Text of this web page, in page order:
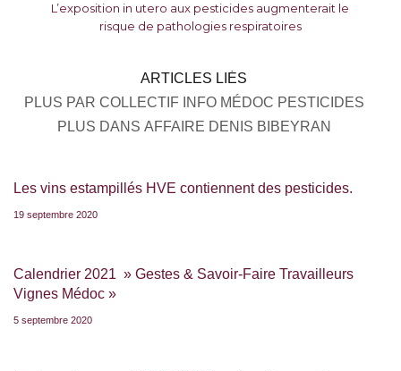
L’exposition in utero aux pesticides augmenterait le
risque de pathologies respiratoires
ARTICLES LIÉS
PLUS PAR COLLECTIF INFO MÉDOC PESTICIDES
PLUS DANS AFFAIRE DENIS BIBEYRAN
Les vins estampillés HVE contiennent des pesticides.
19 septembre 2020
Calendrier 2021 » Gestes & Savoir-Faire Travailleurs
Vignes Médoc »
5 septembre 2020